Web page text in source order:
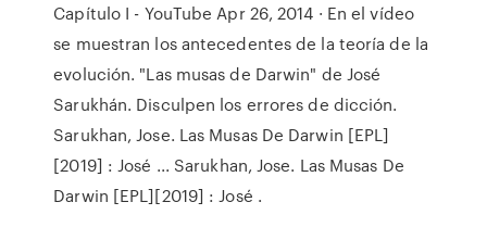
Capítulo I - YouTube Apr 26, 2014 · En el vídeo
se muestran los antecedentes de la teoría de la
evolución. "Las musas de Darwin" de José
Sarukhán. Disculpen los errores de dicción.
Sarukhan, Jose. Las Musas De Darwin [EPL]
[2019] : José ... Sarukhan, Jose. Las Musas De
Darwin [EPL][2019] : José .